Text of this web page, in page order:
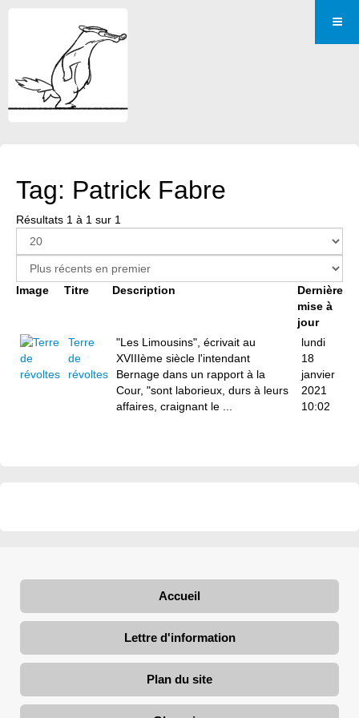
Tag: Patrick Fabre
Résultats 1 à 1 sur 1
Image Titre Description
Dernière
mise à
jour
Terre
de
révoltes
"Les Limousins", écrivait au
XVIIIème siècle l'intendant
Bernage dans un rapport à la
Cour, "sont laborieux, durs à leurs
affaires, craignant le ...
lundi
18
janvier
2021
10:02
Accueil
Lettre d'information
Plan du site